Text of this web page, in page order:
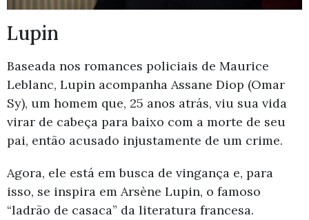
Lupin
Baseada nos romances policiais de Maurice
Leblanc, Lupin acompanha Assane Diop (Omar
Sy), um homem que, 25 anos atrás, viu sua vida
virar de cabeça para baixo com a morte de seu
pai, então acusado injustamente de um crime.
Agora, ele está em busca de vingança e, para
isso, se inspira em Arsène Lupin, o famoso
“ladrão de casaca” da literatura francesa.